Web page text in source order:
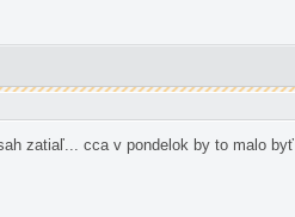
zatiaľ... cca v pondelok by to malo byť